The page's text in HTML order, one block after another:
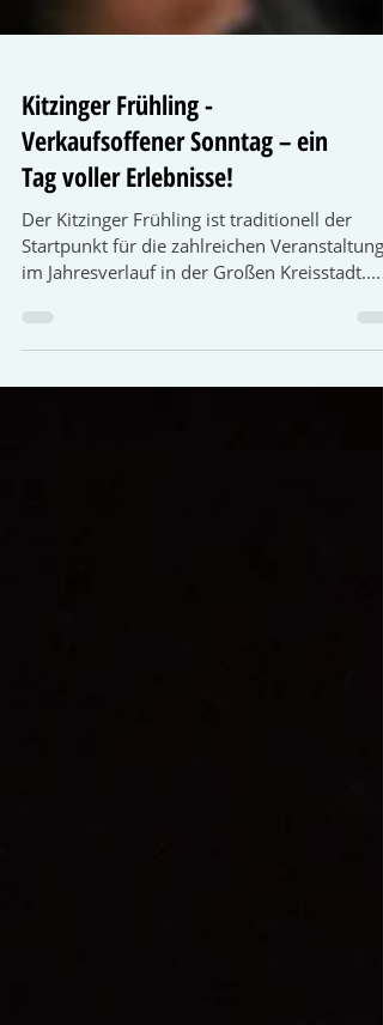
Kitzinger Frühling -
Verkaufsoffener Sonntag – ein
Tag voller Erlebnisse!
Der Kitzinger Frühling ist traditionell der